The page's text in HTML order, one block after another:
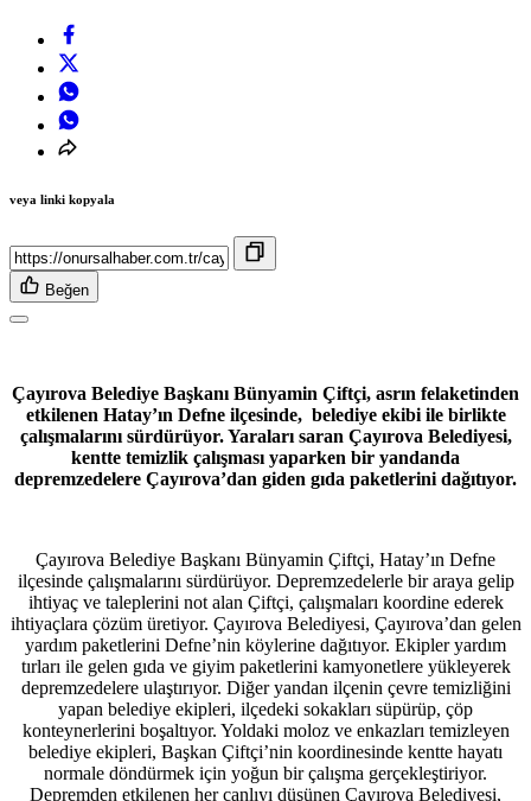
veya linki kopyala
Beğen
Çayırova Belediye Başkanı Bünyamin Çiftçi, asrın felaketinden
etkilenen Hatay’ın Defne ilçesinde, belediye ekibi ile birlikte
çalışmalarını sürdürüyor. Yaraları saran Çayırova Belediyesi,
kentte temizlik çalışması yaparken bir yandanda
depremzedelere Çayırova’dan giden gıda paketlerini dağıtıyor.
Çayırova Belediye Başkanı Bünyamin Çiftçi, Hatay’ın Defne
ilçesinde çalışmalarını sürdürüyor. Depremzedelerle bir araya gelip
ihtiyaç ve taleplerini not alan Çiftçi, çalışmaları koordine ederek
ihtiyaçlara çözüm üretiyor. Çayırova Belediyesi, Çayırova’dan gelen
yardım paketlerini Defne’nin köylerine dağıtıyor. Ekipler yardım
tırları ile gelen gıda ve giyim paketlerini kamyonetlere yükleyerek
depremzedelere ulaştırıyor. Diğer yandan ilçenin çevre temizliğini
yapan belediye ekipleri, ilçedeki sokakları süpürüp, çöp
konteynerlerini boşaltıyor. Yoldaki moloz ve enkazları temizleyen
belediye ekipleri, Başkan Çiftçi’nin koordinesinde kentte hayatı
normale döndürmek için yoğun bir çalışma gerçekleştiriyor.
Depremden etkilenen her canlıyı düşünen Çayırova Belediyesi,